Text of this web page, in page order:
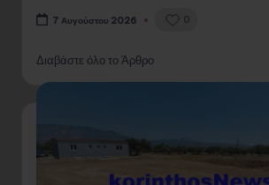
7 Αυγούστου 2026 0
Διαβάστε όλο το Άρθρο